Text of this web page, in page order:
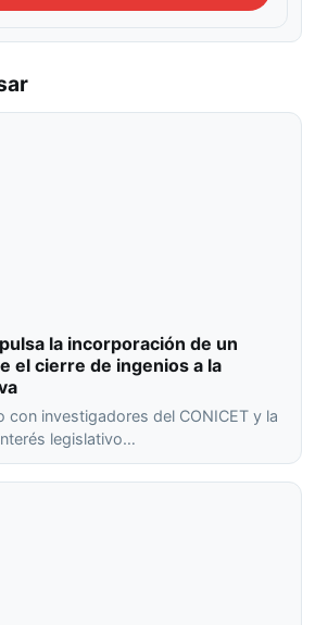
la incorporación de un
el cierre de ingenios a la
con investigadores del CONICET y la
legislativo…